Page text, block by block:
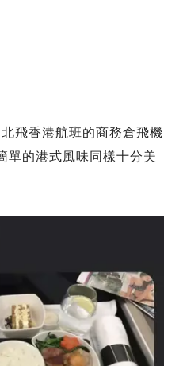
飛香港航班的商務倉飛機
單的港式風味同樣十分美